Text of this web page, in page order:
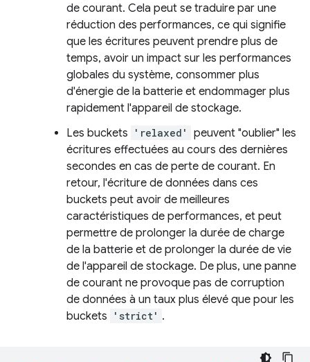
de courant. Cela peut se traduire par une
réduction des performances, ce qui signifie
que les écritures peuvent prendre plus de
temps, avoir un impact sur les performances
globales du système, consommer plus
d'énergie de la batterie et endommager plus
rapidement l'appareil de stockage.
Les buckets
'relaxed'
peuvent "oublier" les
écritures effectuées au cours des dernières
secondes en cas de perte de courant. En
retour, l'écriture de données dans ces
buckets peut avoir de meilleures
caractéristiques de performances, et peut
permettre de prolonger la durée de charge
de la batterie et de prolonger la durée de vie
de l'appareil de stockage. De plus, une panne
de courant ne provoque pas de corruption
de données à un taux plus élevé que pour les
buckets
'strict' .